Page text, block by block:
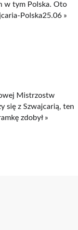
w tym Polska. Oto
Polska25.06 »
Mistrzostw
się z Szwajcarią, ten
zdobył »